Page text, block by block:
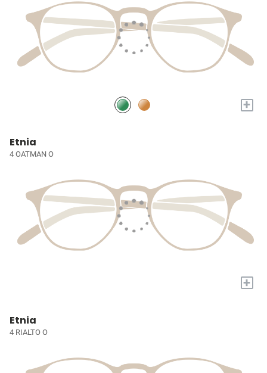
+
Etnia
4 OATMAN O
+
Etnia
4 RIALTO O